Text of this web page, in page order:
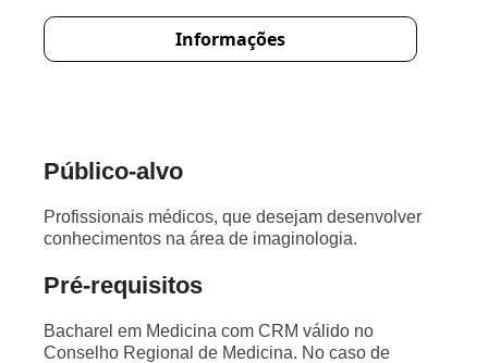
Informações
Público-alvo
Profissionais médicos, que desejam desenvolver
conhecimentos na área de imaginologia.
Pré-requisitos
Bacharel em Medicina com CRM válido no
Conselho Regional de Medicina. No caso de